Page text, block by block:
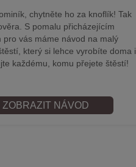
chytněte ho za knoflík! Tak
S pomalu přicházejícím
pro vás máme návod na malý
který si lehce vyrobíte doma i
každému, komu přejete štěstí!
ZOBRAZIT NÁVOD